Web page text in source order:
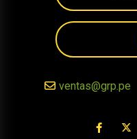
ventas@grp.pe